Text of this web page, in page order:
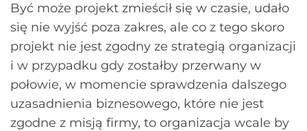
Być może projekt zmieścił się w czasie, udało
się nie wyjść poza zakres, ale co z tego skoro
projekt nie jest zgodny ze strategią organizacji
i w przypadku gdy zostałby przerwany w
połowie, w momencie sprawdzenia dalszego
uzasadnienia biznesowego, które nie jest
zgodne z misją firmy, to organizacja wcale by